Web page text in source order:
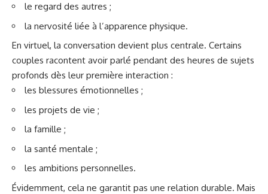
le regard des autres ;
la nervosité liée à l’apparence physique.
En virtuel, la conversation devient plus centrale. Certains
couples racontent avoir parlé pendant des heures de sujets
profonds dès leur première interaction :
les blessures émotionnelles ;
les projets de vie ;
la famille ;
la santé mentale ;
les ambitions personnelles.
Évidemment, cela ne garantit pas une relation durable. Mais